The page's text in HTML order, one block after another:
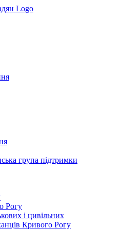
група підтримки
Рогу
і цивільних
Кривого Рогу